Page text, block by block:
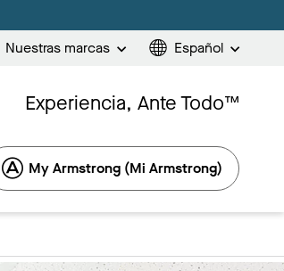
Nuestras marcas Español
Experiencia, Ante Todo™
My Armstrong (Mi Armstrong)